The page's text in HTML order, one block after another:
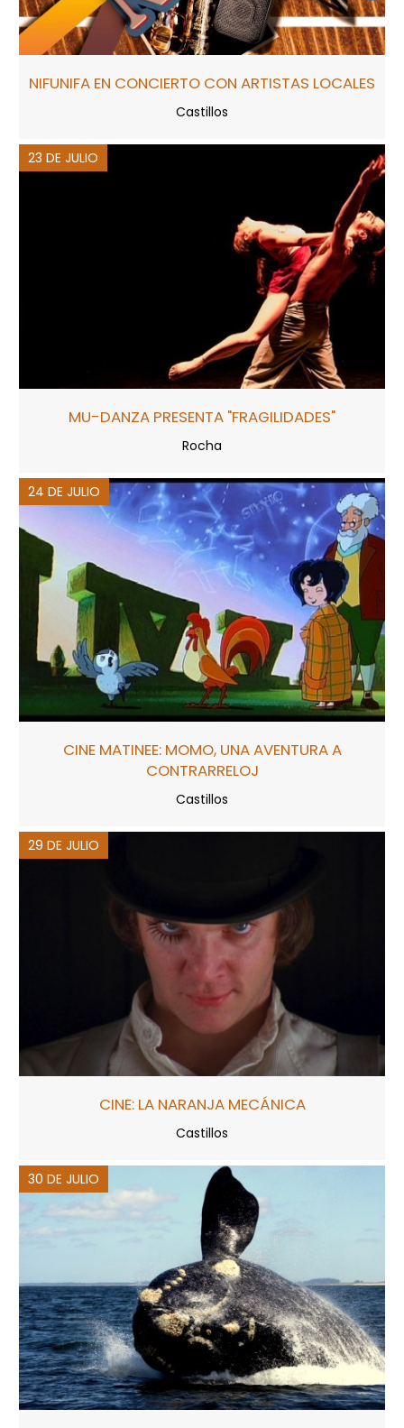
NIFUNIFA EN CONCIERTO CON ARTISTAS LOCALES
Castillos
23 DE JULIO
MU-DANZA PRESENTA "FRAGILIDADES"
Rocha
24 DE JULIO
CINE MATINEE: MOMO, UNA AVENTURA A
CONTRARRELOJ
Castillos
29 DE JULIO
CINE: LA NARANJA MECÁNICA
Castillos
30 DE JULIO